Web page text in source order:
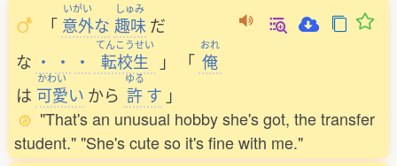
「
いがい
意外な
しゅみ
趣味 だ
な ・ ・ ・
てんこうせい
転校生 」 「
おれ
俺
は
かわい
可愛い から
ゆる
許す 」
"That's an unusual hobby she's got, the transfer
student." "She's cute so it's fine with me."